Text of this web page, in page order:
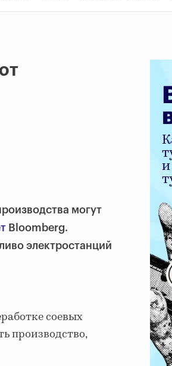
могут
Bloomberg.
электростанций
соевых
производство,